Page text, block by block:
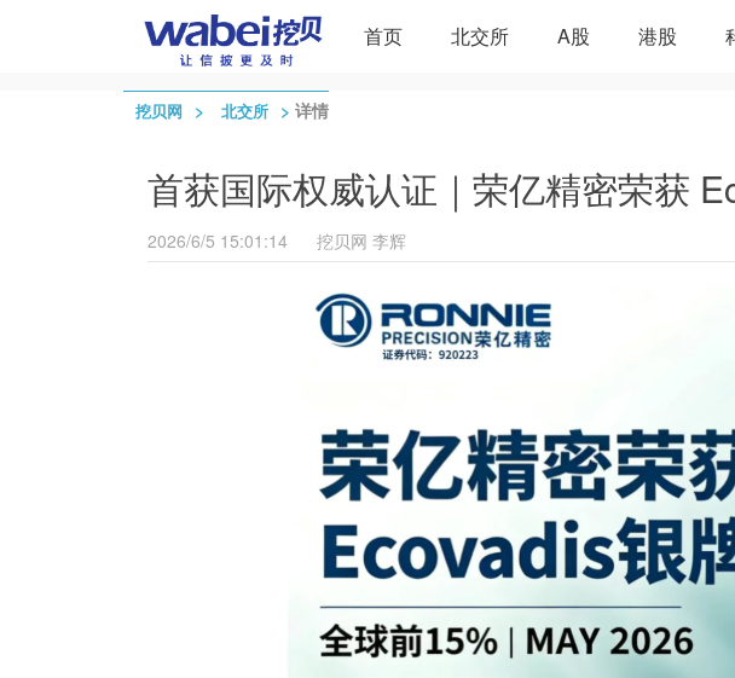
首页 北交所 A股 港股
挖贝网 > 北交所 > 详情
首获国际权威认证｜荣亿精密荣获
2026/6/5 15:01:14 挖贝网 李辉